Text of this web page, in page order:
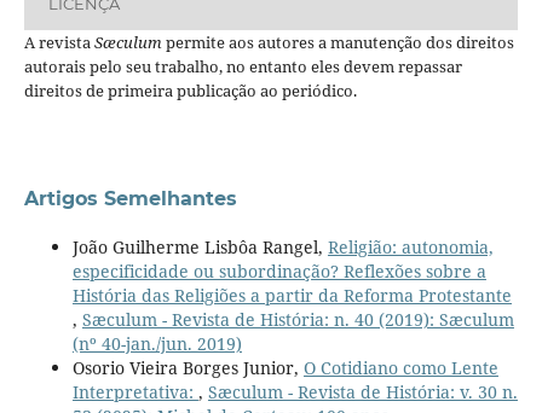
LICENÇA
A revistaSæculumpermite aos autores a manutenção dos direitos
autorais pelo seu trabalho, no entanto eles devem repassar
direitos de primeira publicação ao periódico.
Artigos Semelhantes
João Guilherme Lisbôa Rangel, Religião: autonomia,
especificidade ou subordinação? Reflexões sobre a
História das Religiões a partir da Reforma Protestante
, Sæculum - Revista de História: n. 40 (2019): Sæculum
(nº 40-jan./jun. 2019)
Osorio Vieira Borges Junior, O Cotidiano como Lente
Interpretativa: , Sæculum - Revista de História: v. 30 n.